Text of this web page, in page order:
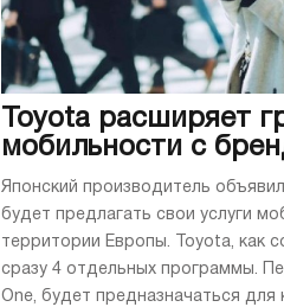
Toyota расширяет
мобильности с
Японский производитель
будет предлагать свои услуги
территории Европы. Toyota, как
сразу 4 отдельных программы.
One, будет предназначаться для